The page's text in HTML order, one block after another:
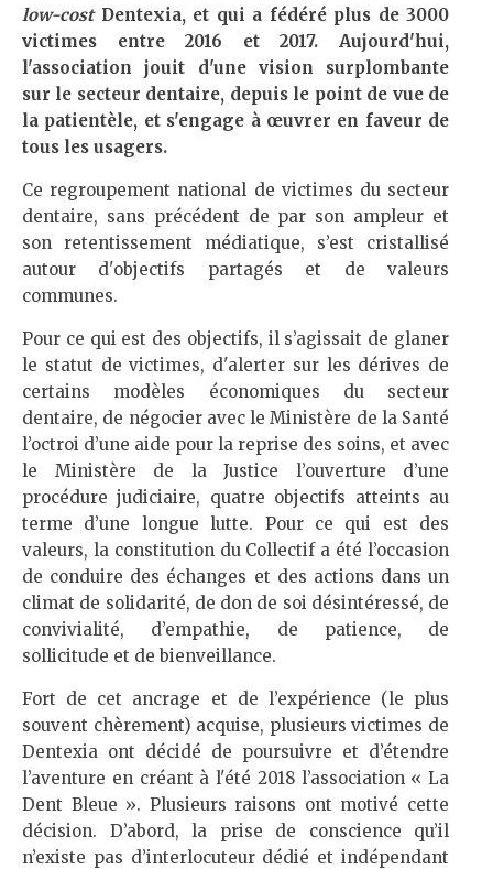
low-costDentexia, et qui a fédéré plus de 3000
victimes entre 2016 et 2017. Aujourd'hui,
l'association jouit d'une vision surplombante
sur le secteur dentaire, depuis le point de vue de
la patientèle, et s'engage à œuvrer en faveur de
tous les usagers.
Ce regroupement national de victimes du secteur
dentaire, sans précédent de par son ampleur et
son retentissement médiatique, s’est cristallisé
autour d'objectifs partagés et de valeurs
communes.
Pour ce qui est des objectifs, il s’agissait de glaner
le statut de victimes, d'alerter sur les dérives de
certains modèles économiques du secteur
dentaire, de négocier avec le Ministère de la Santé
l’octroi d’une aide pour la reprise des soins, et avec
le Ministère de la Justice l’ouverture d’une
procédure judiciaire, quatre objectifs atteints au
terme d’une longue lutte. Pour ce qui est des
valeurs, la constitution du Collectif a été l’occasion
de conduire des échanges et des actions dans un
climat de solidarité, de don de soi désintéressé, de
convivialité, d’empathie, de patience, de
sollicitude et de bienveillance.
Fort de cet ancrage et de l’expérience (le plus
souvent chèrement) acquise, plusieurs victimes de
Dentexia ont décidé de poursuivre et d’étendre
l’aventure en créant à l'été 2018 l’association « La
Dent Bleue ». Plusieurs raisons ont motivé cette
décision. D’abord, la prise de conscience qu’il
n’existe pas d’interlocuteur dédié et indépendant